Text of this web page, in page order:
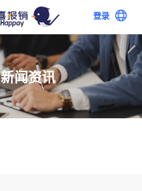
登录
新闻资讯